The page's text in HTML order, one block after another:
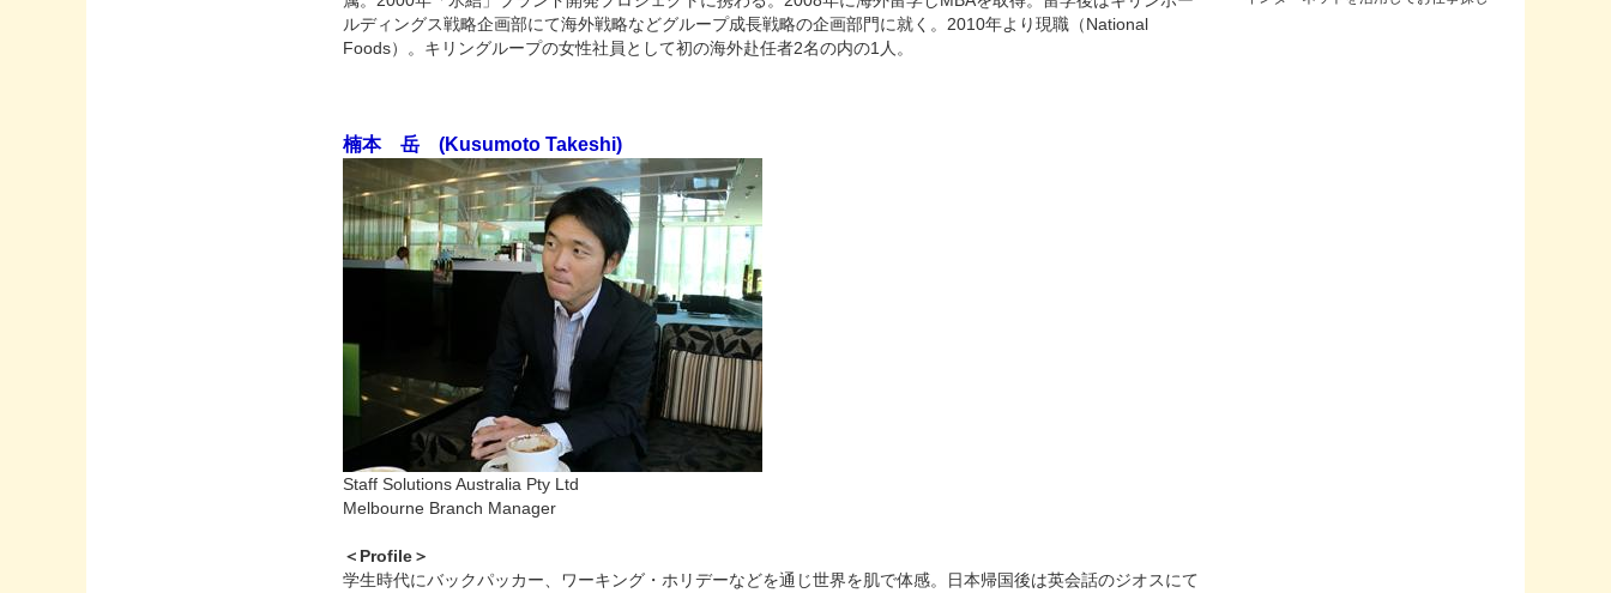
ルディングス戦略企画部にて海外戦略などグループ成長戦略の企画部門に就く。2010年より現職（National
Foods）。キリングループの女性社員として初の海外赴任者2名の内の1人。
楠本 岳 (Kusumoto Takeshi)
Staff Solutions Australia Pty Ltd
Melbourne Branch Manager
＜Profile＞
学生時代にバックパッカー、ワーキング・ホリデーなどを通じ世界を肌で体感。日本帰国後は英会話のジオスにて